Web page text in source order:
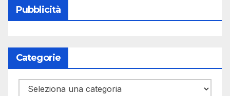
Pubblicità
Categorie
Categorie